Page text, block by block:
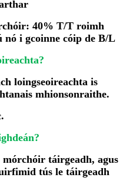
40% T/T roimh
i gcoinne cóip de B/L
loingseoireachta is
mhionsonraithe.
táirgeadh, agus
tús le táirgeadh